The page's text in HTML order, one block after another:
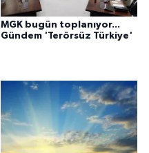
MGK bugün toplanıyor...
Gündem 'Terörsüz Türkiye'